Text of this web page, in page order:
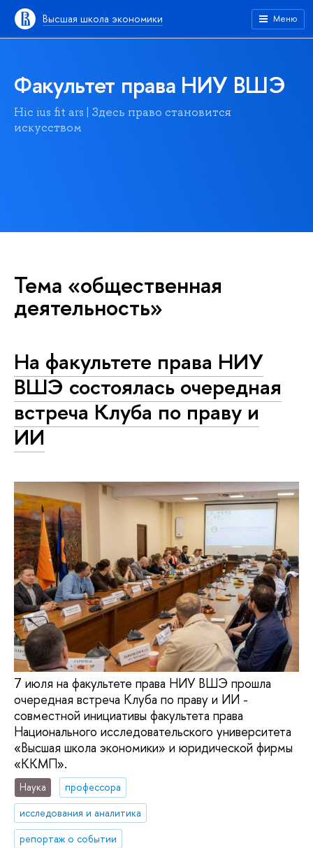
Высшая школа экономики Меню
Факультет права НИУ ВШЭ
Hic ius fit ars | Здесь право становится
искусством
Тема «общественная
деятельность»
На факультете права НИУ
ВШЭ состоялась очередная
встреча Клуба по праву и
ИИ
7 июля на факультете права НИУ ВШЭ прошла
очередная встреча Клуба по праву и ИИ -
совместной инициативы факультета права
Национального исследовательского университета
«Высшая школа экономики» и юридической фирмы
«ККМП».
Наука
профессора
исследования и аналитика
репортаж о событии